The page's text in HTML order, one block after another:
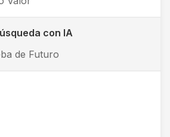
con IA
de Futuro